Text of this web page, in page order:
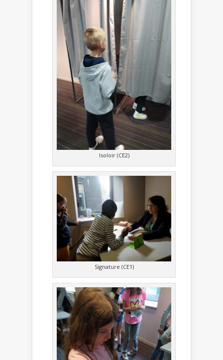
Isoloir (CE2)
Signature (CE1)